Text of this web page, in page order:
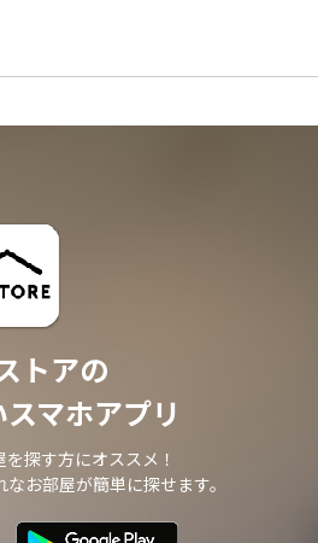
トアの
マホアプリ
探す方にオススメ！
お部屋が簡単に探せます。